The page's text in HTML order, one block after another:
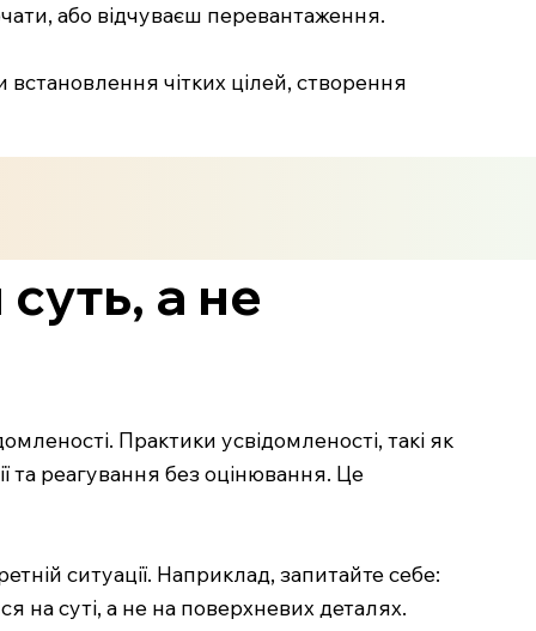
або відчуваєш перевантаження.
чітких цілей, створення
а не
Практики усвідомленості, такі як
та реагування без оцінювання. Це
ситуації. Наприклад, запитайте себе:
на суті, а не на поверхневих деталях.